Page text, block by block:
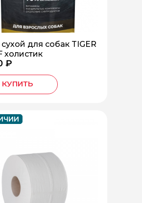
для собак TIGER
холистик
₽
КУПИТЬ